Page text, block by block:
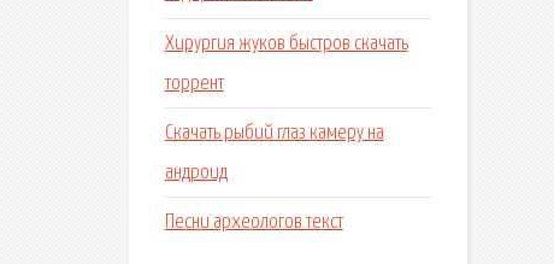
Хирургия жуков быстров скачать
торрент
Скачать рыбий глаз камеру на
андроид
Песни археологов текст